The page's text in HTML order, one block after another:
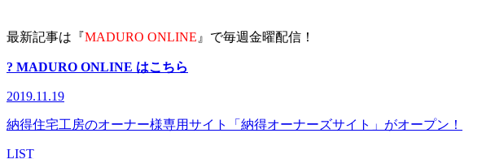
最新記事は『MADURO ONLINE 』で毎週金曜配信！
? MADURO ONLINE はこちら
2019.11.19
納得住宅工房のオーナー様専用サイト「納得オーナーズサイト」がオープン！
LIST